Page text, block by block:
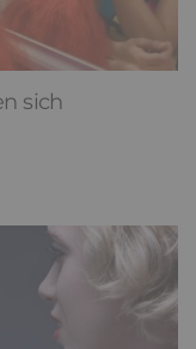
sich